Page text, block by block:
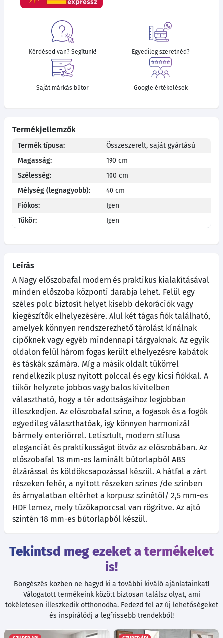
Kérdésed van? Segítünk! Egyedileg szeretnéd?
Saját márkás bútor Google értékelések
Termékjellemzők
Termék típusa:
Összeszerelt, saját gyártású
Magasság:
190 cm
Szélesség:
100 cm
Mélység (legnagyobb):
40 cm
Fiókos:
Igen
Tükör:
Igen
Leírás
A Nagy előszobafal modern és praktikus kialakításával
minden előszoba központi darabja lehet. Felül egy
széles polc biztosít helyet kisebb dekorációk vagy
kiegészítők elhelyezésére. Alul két tágas fiók található,
amelyek könnyen rendszerezhető tárolást kínálnak
cipőknek vagy egyéb mindennapi tárgyaknak. Az egyik
oldalon felül három fogas került elhelyezésre kabátok
és táskák számára. Míg a másik oldalt tükörrel
rendelkezik plusz nyitott polccal és egy kicsi fiókkal. A
tükör helyzete jobbos vagy balos kivitelben
választható, hogy a tér adottságaihoz legjobban
illeszkedjen. Az előszobafal színe, a fogasok és a fogók
egyedileg választhatóak, így könnyen harmonizál
bármely enteriőrrel. Letisztult, modern stílusa
eleganciát és praktikusságot ötvöz az előszobában. Az
előszobafal 18 mm-es laminált bútorlapból ABS
élzárással és köldökcsapozással készül. A hátfal a zárt
részeken fehér, a nyitott részeken színes /de színben
és árnyalatban eltérhet a korpusz színétől/ 2,5 mm-es
HDF lemez, mely tűzőkapoccsal van rögzítve. Az ajtó
szintén 18 mm-es bútorlapból készül.
Tekintsd meg ezeket a termékeket
is!
Böngészés közben ne hagyd ki a további kiváló ajánlatainkat!
Válogatott termékeink között biztosan találsz olyat, ami
tökéletesen illeszkedik otthonodba. Fedezd fel az új lehetőségeket
és inspirálódj a legfrissebb trendekből!